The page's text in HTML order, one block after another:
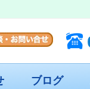
ブログ